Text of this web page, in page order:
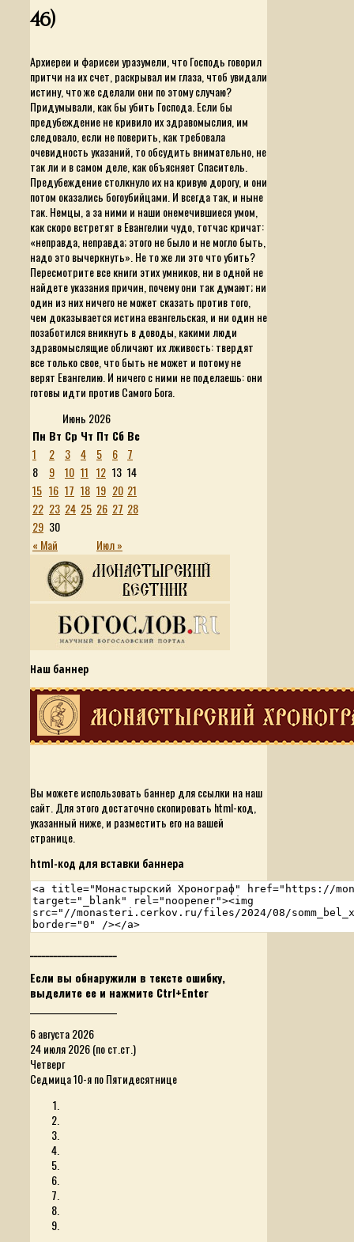
46)
Архиереи и фарисеи уразумели, что Господь говорил
притчи на их счет, раскрывал им глаза, чтоб увидали
истину, что же сделали они по этому случаю?
Придумывали, как бы убить Господа. Если бы
предубеждение не кривило их здравомыслия, им
следовало, если не поверить, как требовала
очевидность указаний, то обсудить внимательно, не
так ли и в самом деле, как объясняет Спаситель.
Предубеждение столкнуло их на кривую дорогу, и они
потом оказались богоубийцами. И всегда так, и ныне
так. Немцы, а за ними и наши онемечившиеся умом,
как скоро встретят в Евангелии чудо, тотчас кричат:
«неправда, неправда; этого не было и не могло быть,
надо это вычеркнуть». Не то же ли это что убить?
Пересмотрите все книги этих умников, ни в одной не
найдете указания причин, почему они так думают; ни
один из них ничего не может сказать против того,
чем доказывается истина евангельская, и ни один не
позаботился вникнуть в доводы, какими люди
здравомыслящие обличают их лживость: твердят
все только свое, что быть не может и потому не
верят Евангелию. И ничего с ними не поделаешь: они
готовы идти против Самого Бога.
Июнь 2026
Пн Вт Ср Чт Пт Сб Вс
« Май Июл »
1 2 3 4 5 6
7
8
9 10 11 12 13 14
15 16 17 18 19 20 21
22 23 24 25 26 27 28
29 30
Наш баннер
Вы можете использовать баннер для ссылки на наш
сайт. Для этого достаточно скопировать html-код,
указанный ниже, и разместить его на вашей
странице.
html-код для вставки баннера
Если вы обнаружили в тексте ошибку,
выделите ее и нажмите Ctrl+Enter
6 августа 2026
24 июля 2026 (по ст.ст.)
Четверг
Седмица 10-я по Пятидесятнице